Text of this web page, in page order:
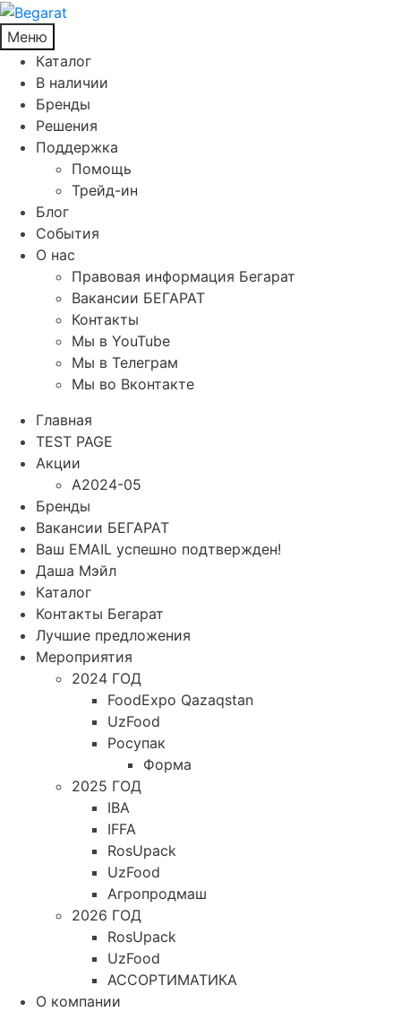
Меню
Каталог
В наличии
Бренды
Решения
Поддержка
Помощь
Трейд-ин
Блог
События
О нас
Правовая информация Бегарат
Вакансии БЕГАРАТ
Контакты
Мы в YouTube
Мы в Телеграм
Мы во Вконтакте
Главная
TEST PAGE
Акции
A2024-05
Бренды
Вакансии БЕГАРАТ
Ваш EMAIL успешно подтвержден!
Даша Мэйл
Каталог
Контакты Бегарат
Лучшие предложения
Мероприятия
2024 ГОД
FoodExpo Qazaqstan
UzFood
Росупак
Форма
2025 ГОД
IBA
IFFA
RosUpack
UzFood
Агропродмаш
2026 ГОД
RosUpack
UzFood
АССОРТИМАТИКА
О компании